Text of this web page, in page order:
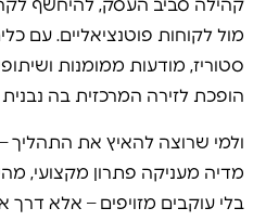
קהילה סביב העסק, להיחשף
סטוריז, מודעות ממומנות
הופכת לזירה המרכזית בה
מדיה מעניקה פתרון מקצועי,
בלי עוקבים מזויפים – אלא דרך